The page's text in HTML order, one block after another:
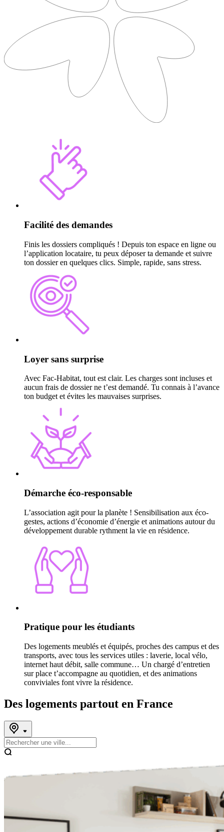
Facilité des demandes
Finis les dossiers compliqués ! Depuis ton espace en ligne ou
l’application locataire, tu peux déposer ta demande et suivre
ton dossier en quelques clics. Simple, rapide, sans stress.
Loyer sans surprise
Avec Fac-Habitat, tout est clair. Les charges sont incluses et
aucun frais de dossier ne t’est demandé. Tu connais à l’avance
ton budget et évites les mauvaises surprises.
Démarche éco-responsable
L’association agit pour la planète ! Sensibilisation aux éco-
gestes, actions d’économie d’énergie et animations autour du
développement durable rythment la vie en résidence.
Pratique pour les étudiants
Des logements meublés et équipés, proches des campus et des
transports, avec tous les services utiles : laverie, local vélo,
internet haut débit, salle commune… Un chargé d’entretien
sur place t’accompagne au quotidien, et des animations
conviviales font vivre la résidence.
Des logements partout en France